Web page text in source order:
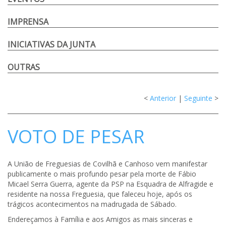
IMPRENSA
INICIATIVAS DA JUNTA
OUTRAS
< Anterior | Seguinte >
VOTO DE PESAR
A União de Freguesias de Covilhã e Canhoso vem manifestar
publicamente o mais profundo pesar pela morte de Fábio
Micael Serra Guerra, agente da PSP na Esquadra de Alfragide e
residente na nossa Freguesia, que faleceu hoje, após os
trágicos acontecimentos na madrugada de Sábado.
Endereçamos à Família e aos Amigos as mais sinceras e